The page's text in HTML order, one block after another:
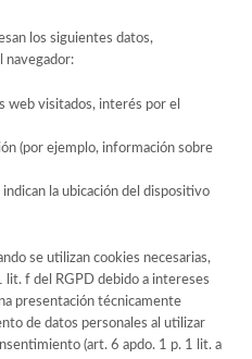
los siguientes datos,
navegador:
web visitados, interés por el
(por ejemplo, información sobre
la ubicación del dispositivo
se utilizan cookies necesarias,
lit. f del RGPD debido a intereses
presentación técnicamente
de datos personales al utilizar
(art. 6 apdo. 1 p. 1 lit. a